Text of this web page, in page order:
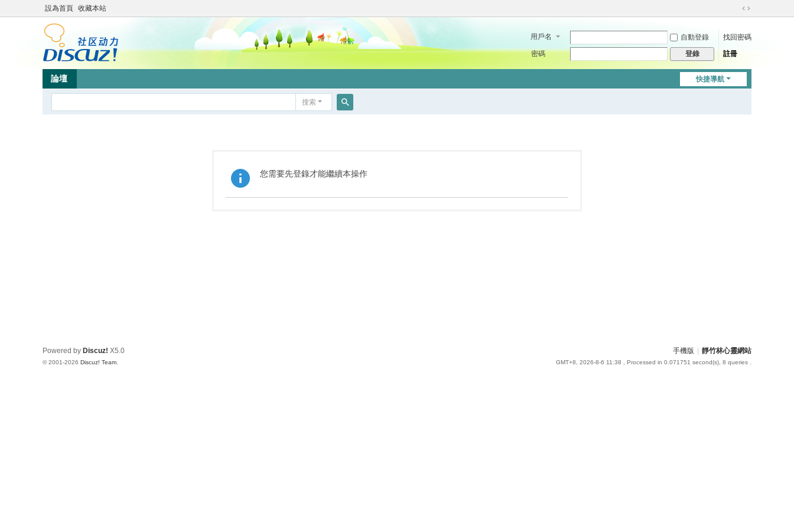
設為首頁 收藏本站
切
到
用戶名 自動登錄
找回密碼
密碼
登錄 註冊
快捷導航
論壇
搜索
您需要先登錄才能繼續本操作
手機版 靜竹林心靈網站
GMT+8, 2026-8-6 11:38 , Processed in 0.071751 second(s), 8 queries .
Powered by Discuz! X5.0
© 2001-2026 Discuz! Team